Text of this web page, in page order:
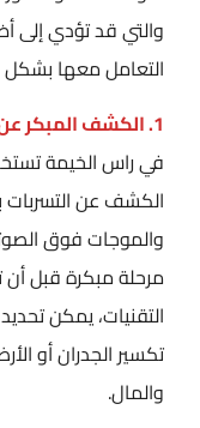
والتي قد تؤدي إلى
التعامل معها
1. الكشف المبكر عن التسربات:
في راس الخيمة
الكشف عن التسربات
والموجات فوق
مرحلة مبكرة قبل
التقنيات، يمكن
تكسير الجدران أو
والمال.